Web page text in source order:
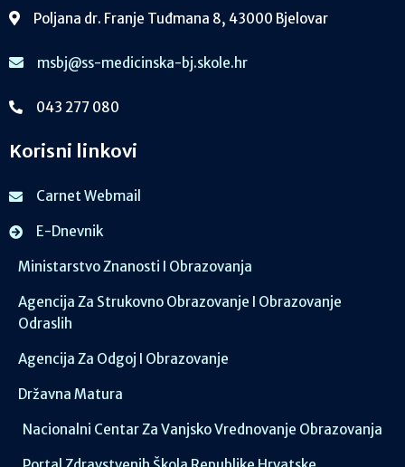
Poljana dr. Franje Tuđmana 8, 43000 Bjelovar
msbj@ss-medicinska-bj.skole.hr
043 277 080
Korisni linkovi
Carnet Webmail
E-Dnevnik
Ministarstvo Znanosti I Obrazovanja
Agencija Za Strukovno Obrazovanje I Obrazovanje
Odraslih
Agencija Za Odgoj I Obrazovanje
Državna Matura
Nacionalni Centar Za Vanjsko Vrednovanje Obrazovanja